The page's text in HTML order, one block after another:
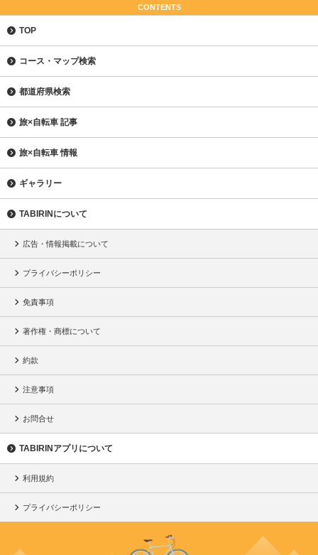
CONTENTS
TOP
コース・マップ検索
都道府県検索
旅×自転車 記事
旅×自転車 情報
ギャラリー
TABIRINについて
広告・情報掲載について
プライバシーポリシー
免責事項
著作権・商標について
約款
注意事項
お問合せ
TABIRINアプリについて
利用規約
プライバシーポリシー